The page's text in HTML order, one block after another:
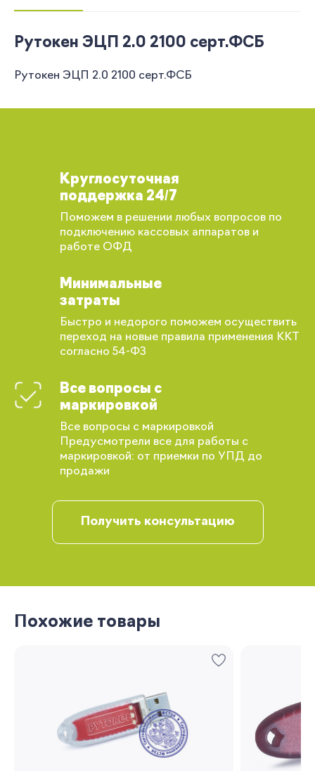
Рутокен ЭЦП 2.0 2100 серт.ФСБ
Рутокен ЭЦП 2.0 2100 серт.ФСБ
Круглосуточная
поддержка 24/7
Поможем в решении любых вопросов по
подключению кассовых аппаратов и
работе ОФД
Минимальные
затраты
Быстро и недорого поможем осуществить
переход на новые правила применения ККТ
согласно 54-ФЗ
Все вопросы с
маркировкой
Все вопросы с маркировкой
Предусмотрели все для работы с
маркировкой: от приемки по УПД до
продажи
Получить консультацию
Похожие товары
Вы сможете отслеживать статус своих
рекомендации